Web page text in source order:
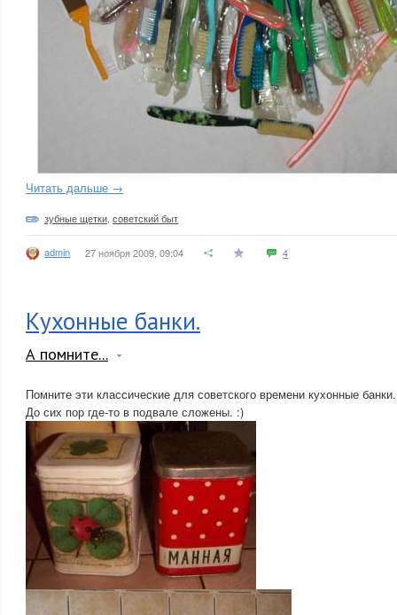
Читать дальше →
зубные щетки советский быт
admin 27 ноября 2009, 09:04 4
Кухонные банки.
А помните...
Помните эти классические для советского времени кухонные
До сих пор где-то в подвале сложены. :)